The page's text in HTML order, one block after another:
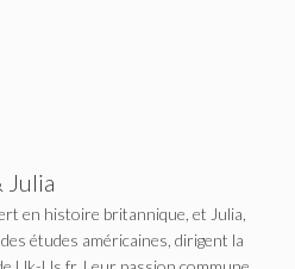
Julia
en histoire britannique, et Julia,
études américaines, dirigent la